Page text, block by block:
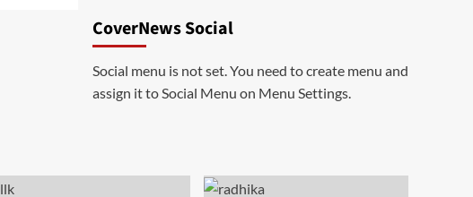
CoverNews Social
Social menu is not set. You need to create menu and
assign it to Social Menu on Menu Settings.